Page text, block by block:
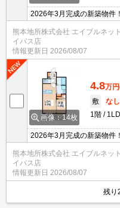
2026年3月完成の新築物件
ベーターなど人気の設備
初期費用のクレジット決
※
熊本地所株式会社 エイブルネッ
イパス店
情報更新日 2026/08/07
画像：14枚
4.8万円
敷
なし
1階
2026年3月完成の新築物件
ベーターなど人気の設備
初期費用のクレジット決
※
熊本地所株式会社 エイブルネッ
イパス店
情報更新日 2026/08/07
残り